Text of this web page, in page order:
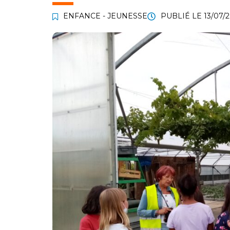
ENFANCE - JEUNESSE PUBLIÉ LE 13/07/